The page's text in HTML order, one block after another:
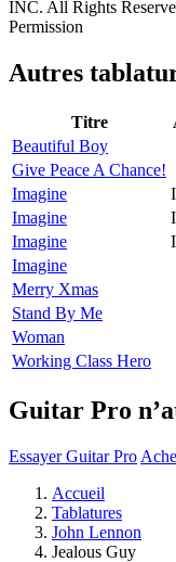
INC. All Rights
Permission
Autres
Titre
Beautiful Boy
Give Peace A Chance!
Imagine
Imagine
Imagine
Imagine
Merry Xmas
Stand By Me
Woman
Working Class Hero
Guitar Pro
Essayer Guitar Pro
Accueil
Tablatures
John Lennon
Jealous Guy